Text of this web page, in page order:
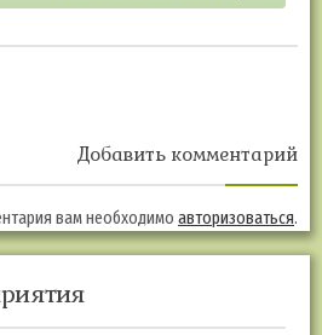
Добавить комментарий
вам необходимо авторизоваться.